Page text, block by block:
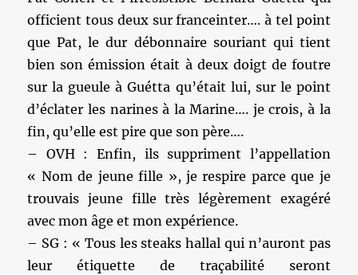
officient tous deux sur franceinter…. à tel point
que Pat, le dur débonnaire souriant qui tient
bien son émission était à deux doigt de foutre
sur la gueule à Guétta qu’était lui, sur le point
d’éclater les narines à la Marine…. je crois, à la
fin, qu’elle est pire que son père….
– OVH : Enfin, ils suppriment l’appellation
« Nom de jeune fille », je respire parce que je
trouvais jeune fille très légèrement exagéré
avec mon âge et mon expérience.
– SG : « Tous les steaks hallal qui n’auront pas
leur étiquette de traçabilité seront